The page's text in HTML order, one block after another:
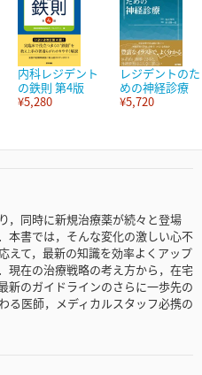
内科レジデント
の鉄則 第4版
¥5,280
レジデントのた
めの神経診療
¥5,720
，同時に新規治療薬が続々と登場
本書では，そんな変化の激しい心不
えて，最新の知識を効率よくアップ
現在の治療戦略の考え方から，在宅
新のガイドラインのさらに一歩先の
る医師，メディカルスタッフ必携の